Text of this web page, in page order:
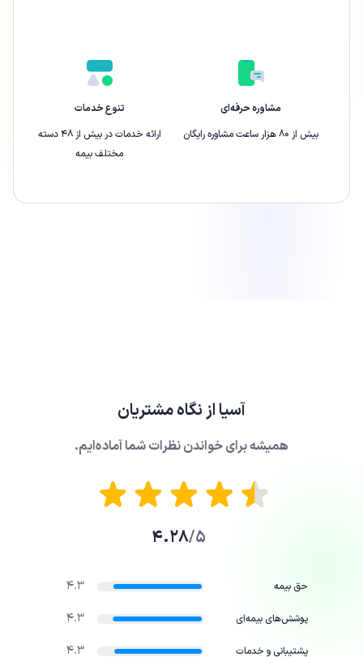
مشاوره حرفه‌ای
بیش از ۸۰ هزار ساعت مشاوره رایگان
تنوع خدمات
ارائه‌ خدمات در بیش از ۴۸ دسته
مختلف بیمه
آسیااز نگاه مشتریان
همیشه برای خواندن نظرات شما آماده‌ایم.
5/
4.28
حق بیمه 4.3
پوشش‌های بیمه‌ای 4.3
پشتیبانی و خدمات 4.3